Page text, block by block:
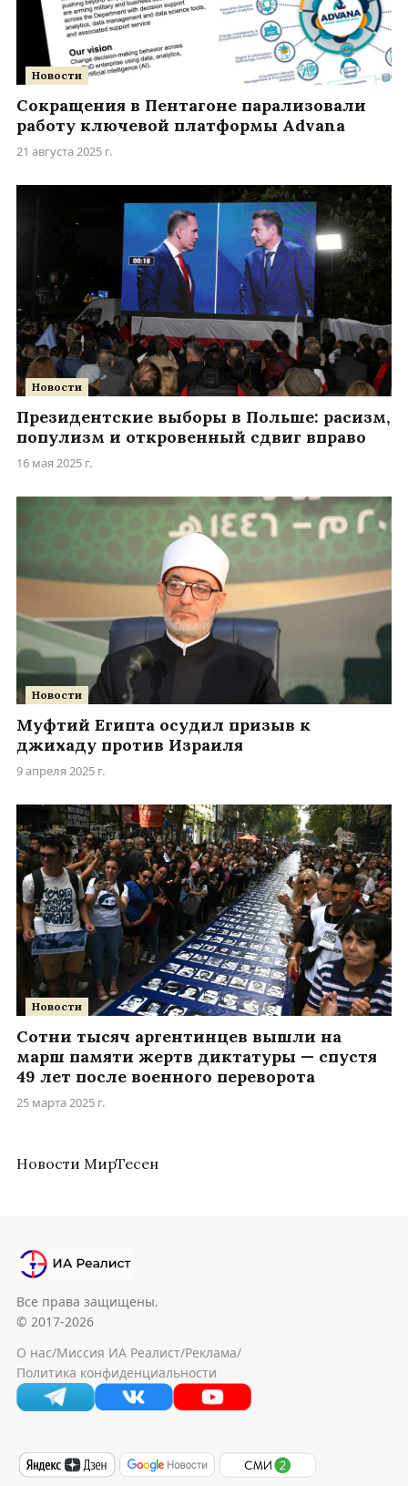
Новости
Сокращения в Пентагоне парализовали
работу ключевой платформы Advana
21 августа 2025 г.
Новости
Президентские выборы в Польше: расизм,
популизм и откровенный сдвиг вправо
16 мая 2025 г.
Новости
Муфтий Египта осудил призыв к
джихаду против Израиля
9 апреля 2025 г.
Новости
Сотни тысяч аргентинцев вышли на
марш памяти жертв диктатуры — спустя
49 лет после военного переворота
25 марта 2025 г.
Новости МирТесен
Все права защищены.
© 2017-2026
О нас/Миссия ИА Реалист/Реклама/
Политика конфиденциальности